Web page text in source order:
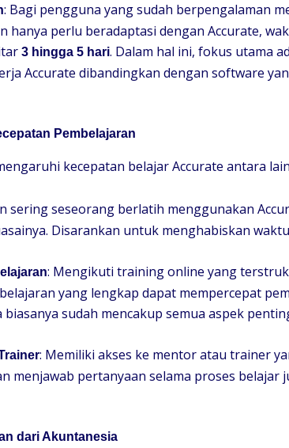
: Bagi pengguna yang sudah berpengalaman
hanya perlu beradaptasi dengan Accurate,
3 hingga 5 hari. Dalam hal ini, fokus utama
Accurate dibandingkan dengan software
Pembelajaran
kecepatan belajar Accurate antara
sering seseorang berlatih menggunakan
Disarankan untuk menghabiskan
: Mengikuti training online yang
yang lengkap dapat mempercepat
sudah mencakup semua aspek
: Memiliki akses ke mentor atau trainer
menjawab pertanyaan selama proses belajar
dari Akuntanesia